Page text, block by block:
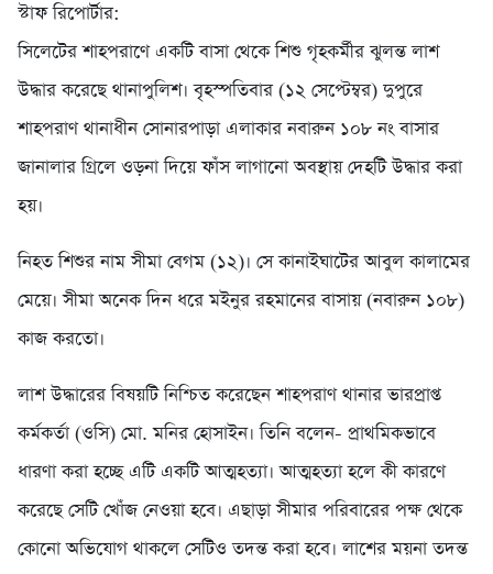
স্টাফ রিপোর্টার:
সিলেটের শাহপরাণে একটি বাসা থেকে শিশু গৃহকর্মীর ঝুলন্ত লাশ
উদ্ধার করেছে থানাপুলিশ। বৃহস্পতিবার (১২ সেপ্টেম্বর) দুপুরে
শাহপরাণ থানাধীন সোনারপাড়া এলাকার নবারুন ১০৮ নং বাসার
জানালার গ্রিলে ওড়না দিয়ে ফাঁস লাগানো অবস্থায় দেহটি উদ্ধার করা
হয়।
নিহত শিশুর নাম সীমা বেগম (১২)। সে কানাইঘাটের আবুল কালামের
মেয়ে। সীমা অনেক দিন ধরে মইনুর রহমানের বাসায় (নবারুন ১০৮)
কাজ করতো।
লাশ উদ্ধারের বিষয়টি নিশ্চিত করেছেন শাহপরাণ থানার ভারপ্রাপ্ত
কর্মকর্তা (ওসি) মো. মনির হোসাইন। তিনি বলেন- প্রাথমিকভাবে
ধারণা করা হচ্ছে এটি একটি আত্মহত্যা। আত্মহত্যা হলে কী কারণে
করেছে সেটি খোঁজ নেওয়া হবে। এছাড়া সীমার পরিবারের পক্ষ থেকে
কোনো অভিযোগ থাকলে সেটিও তদন্ত করা হবে। লাশের ময়না তদন্ত